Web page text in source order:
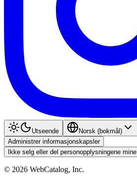
Utseende
Norsk (bokmål)
Administrer informasjonskapsler
Ikke selg eller del personopplysningene mine
© 2026 WebCatalog, Inc.